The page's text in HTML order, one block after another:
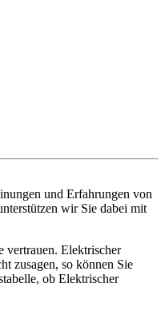
und Erfahrungen von
wir Sie dabei mit
vertrauen. Elektrischer
zusagen, so können Sie
ob Elektrischer